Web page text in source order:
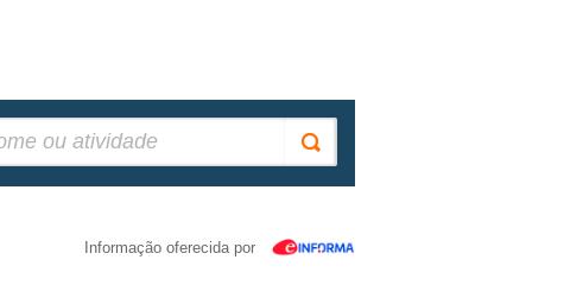
Informação oferecida por